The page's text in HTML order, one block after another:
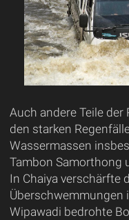
Auch andere Teile der
den starken
Wassermassen
Tambon Samorthong
In Chaiya verschärfte
Überschwemmungen
Wipawadi bedrohte